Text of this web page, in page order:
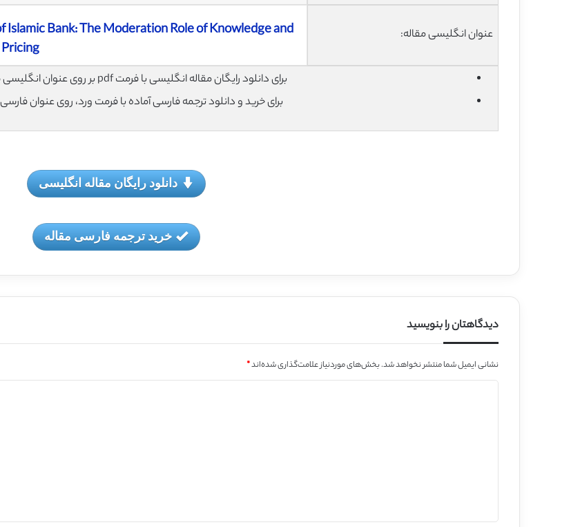
عنوان انگلیسی مقاله:
Bank: The Moderation Role of Knowledge and
Pricing
برای دانلود رایگان مقاله انگلیسی با فرمت pdf بر روی عنوان انگلیسی مقاله کلیک نمایید.
برای خرید و دانلود ترجمه فارسی آماده با فرمت ورد، روی عنوان
دانلود رایگان مقاله انگلیسی
خرید ترجمه فارسی مقاله
دیدگاهتان را بنویسید
نشانی ایمیل شما منتشر نخواهد شد.بخش‌های موردنیاز علامت‌گذاری شده‌اند*